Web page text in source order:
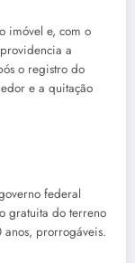
imóvel e, com o
a
o registro do
e a quitação
federal
gratuita do terreno
prorrogáveis.